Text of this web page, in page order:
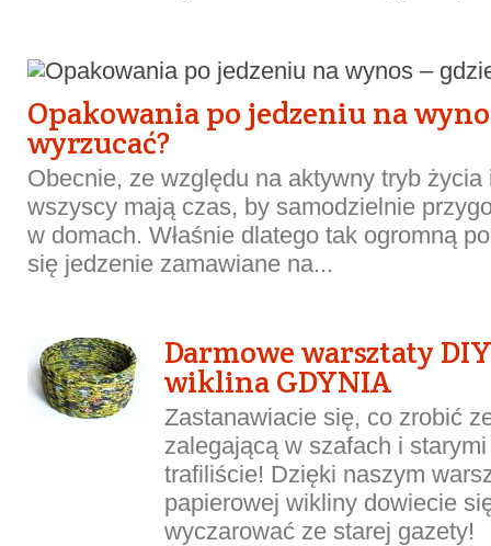
Opakowania po jedzeniu na
wyrzucać?
Obecnie, ze względu na aktywny tryb życia
wszyscy mają czas, by samodzielnie
w domach. Właśnie dlatego tak ogromną
się jedzenie zamawiane na...
Darmowe warsztaty
wiklina GDYNIA
Zastanawiacie się, co zrobić
zalegającą w szafach i
trafiliście! Dzięki naszym
papierowej wikliny dowiecie
wyczarować ze starej gazety!